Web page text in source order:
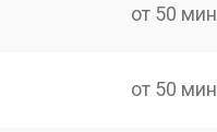
от 50 мин
от 50 мин